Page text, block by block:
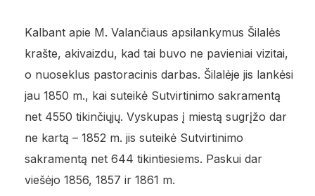
Kalbant apie M. Valančiaus apsilankymus Šilalės
krašte, akivaizdu, kad tai buvo ne pavieniai vizitai,
o nuoseklus pastoracinis darbas. Šilalėje jis lankėsi
jau 1850 m., kai suteikė Sutvirtinimo sakramentą
net 4550 tikinčiųjų. Vyskupas į miestą sugrįžo dar
ne kartą – 1852 m. jis suteikė Sutvirtinimo
sakramentą net 644 tikintiesiems. Paskui dar
viešėjo 1856, 1857 ir 1861 m.